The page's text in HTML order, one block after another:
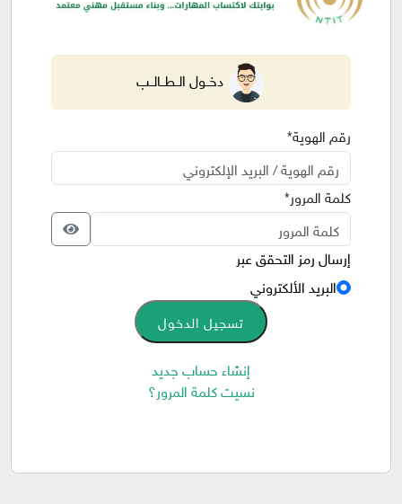
دخــول الــطــالــب
رقم الهوية*
كلمة المرور*
إرسال رمز التحقق عبر
البريد الألكتروني
تسجيل الدخول
إنشاء حساب جديد
نسيت كلمة المرور؟